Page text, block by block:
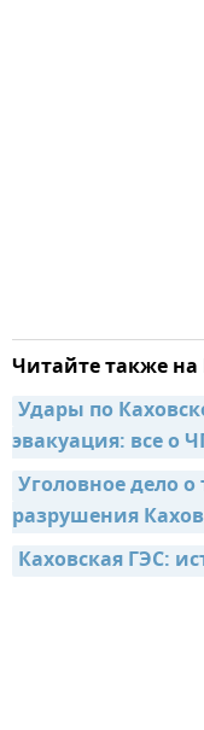
Читайте также
Удары по
эвакуация: все о
Уголовное дело о
разрушения
Каховская ГЭС: